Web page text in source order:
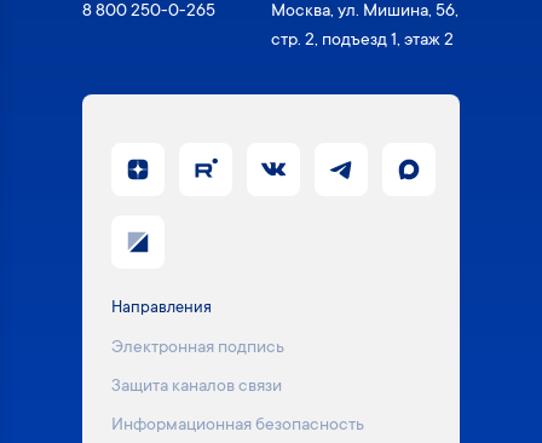
8 800 250-0-265
Москва, ул. Мишина, 56,
стр. 2, подъезд 1, этаж 2
Направления
Электронная подпись
Защита каналов связи
Информационная безопасность